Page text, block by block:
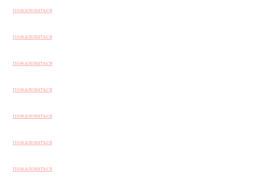
пожаловаться
пожаловаться
пожаловаться
пожаловаться
пожаловаться
пожаловаться
пожаловаться